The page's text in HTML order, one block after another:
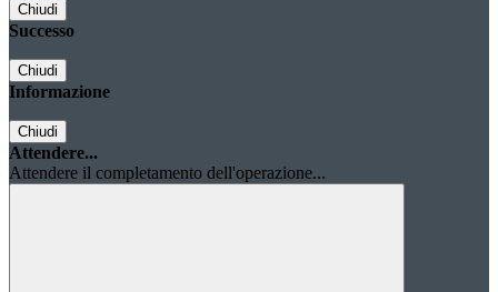
Chiudi
Successo
Chiudi
Informazione
Chiudi
Attendere...
Attendere il completamento dell'operazione...